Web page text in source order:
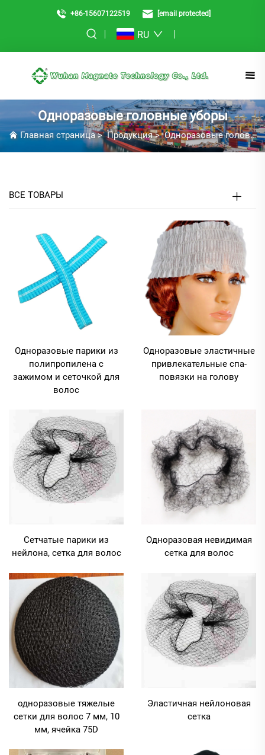
+86-15607122519 [email protected]
RU
Одноразовые головные уборы
Главная страница>Продукция>Одноразовые головные уборы
ВСЕ ТОВАРЫ
Одноразовые парики из
полипропилена с
зажимом и сеточкой для
волос
Одноразовые эластичные
привлекательные спа-
повязки на голову
Сетчатые парики из
нейлона, сетка для волос
Одноразовая невидимая
сетка для волос
одноразовые тяжелые
сетки для волос 7 мм, 10
мм, ячейка 75D
Эластичная нейлоновая
сетка